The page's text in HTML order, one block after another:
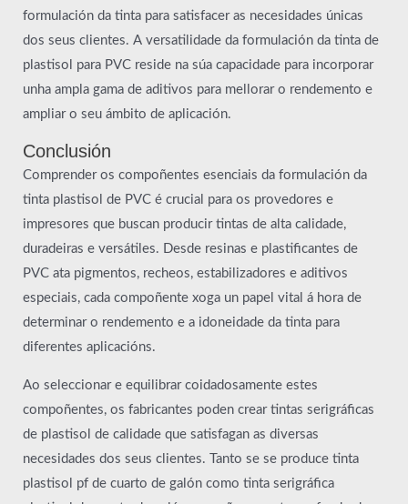
formulación da tinta para satisfacer as necesidades únicas
dos seus clientes. A versatilidade da formulación da tinta de
plastisol para PVC reside na súa capacidade para incorporar
unha ampla gama de aditivos para mellorar o rendemento e
ampliar o seu ámbito de aplicación.
Conclusión
Comprender os compoñentes esenciais da formulación da
tinta plastisol de PVC é crucial para os provedores e
impresores que buscan producir tintas de alta calidade,
duradeiras e versátiles. Desde resinas e plastificantes de
PVC ata pigmentos, recheos, estabilizadores e aditivos
especiais, cada compoñente xoga un papel vital á hora de
determinar o rendemento e a idoneidade da tinta para
diferentes aplicacións.
Ao seleccionar e equilibrar coidadosamente estes
compoñentes, os fabricantes poden crear tintas serigráficas
de plastisol de calidade que satisfagan as diversas
necesidades dos seus clientes. Tanto se se produce tinta
plastisol pf de cuarto de galón como tinta serigráfica